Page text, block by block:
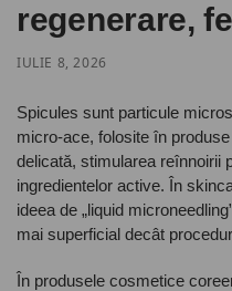
regenerare,
IULIE 8, 2026
Spicules sunt particule
micro-ace, folosite în
delicată, stimularea reînnoirii
ingredientelor active. În
ideea de „liquid
mai superficial decât
În produsele cosmetice